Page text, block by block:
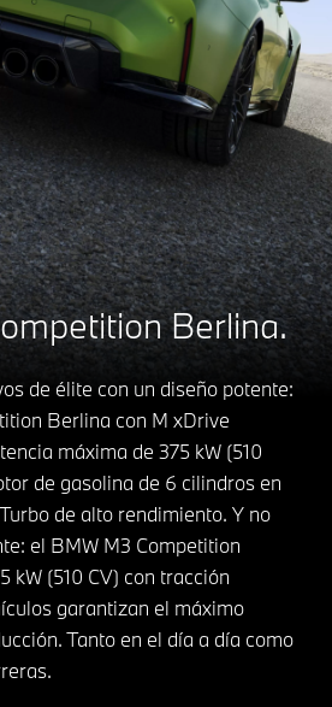
Berlina.
de élite con un diseño potente:
Berlina con M xDrive
máxima de 375 kW (510
de gasolina de 6 cilindros en
de alto rendimiento. Y no
el BMW M3 Competition
kW (510 CV) con tracción
garantizan el máximo
Tanto en el día a día como